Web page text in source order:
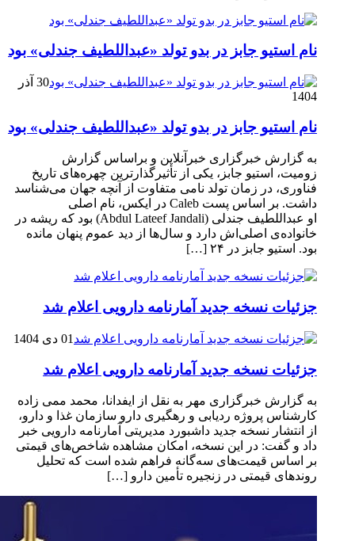
نام استیو جابز در بدو تولد «عبداللطیف جندلی» بود
30 آذر
1404
نام استیو جابز در بدو تولد «عبداللطیف جندلی» بود
به گزارش خبرگزاری خبرآنلاین و براساس گزارش
زومیت، استیو جابز، یکی از تأثیرگذارترین چهره‌های تاریخ
فناوری، در زمان تولد نامی متفاوت از آنچه جهان می‌شناسد
داشت. بر اساس پست Caleb در ایکس، نام اصلی
او عبداللطیف جندلی (Abdul Lateef Jandali) بود که ریشه در
خانواده‌ی اصلی‌اش دارد و سال‌ها از دید عموم پنهان مانده
بود. استیو جابز در ۲۴ […]
جزئیات نسخه جدید آمارنامه دارویی اعلام شد
01 دی 1404
جزئیات نسخه جدید آمارنامه دارویی اعلام شد
به گزارش خبرگزاری مهر به نقل از ایفدانا، محمد ممی زاده
کارشناس پروژه ردیابی و رهگیری دارو سازمان غذا و دارو،
از انتشار نسخه جدید داشبورد مدیریتی آمارنامه دارویی خبر
داد و گفت: در این نسخه، امکان مشاهده شاخص‌های قیمتی
بر اساس قیمت‌های سه‌گانه فراهم شده است که تحلیل
روندهای قیمتی در زنجیره تأمین دارو […]